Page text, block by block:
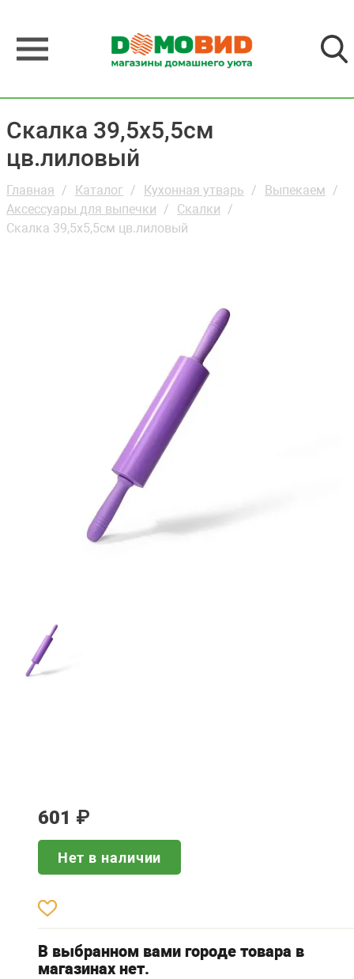
Скалка 39,5х5,5см
цв.лиловый
Главная Каталог Кухонная утварь
Выпекаем
Аксессуары для выпечки
Скалки
Скалка 39,5х5,5см цв.лиловый
601 ₽
Нет в наличии
В выбранном вами городе товара в
магазинах нет.